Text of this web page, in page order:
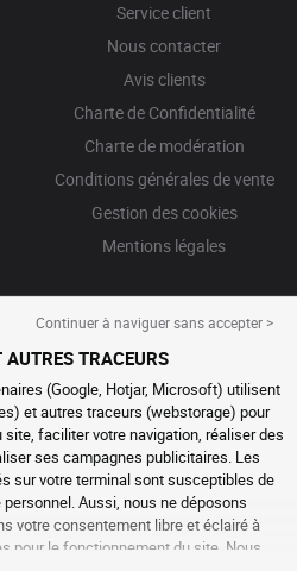
Service client
Nous contacter
Avis clients
Charte de Confidentialité
Charte de modération
Conditions générales de vente
Gestion des cookies
Mentions légales
Continuer à naviguer sans accepter >
AUTRES TRACEURS
(Google, Hotjar, Microsoft) utilisent
et autres traceurs (webstorage) pour
faciliter votre navigation, réaliser des
ses campagnes publicitaires. Les
sur votre terminal sont susceptibles de
Aussi, nous ne déposons
votre consentement libre et éclairé à
pour le fonctionnement du site. Nous